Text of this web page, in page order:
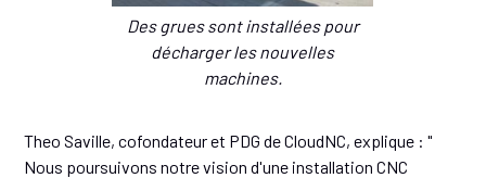
Des grues sont installées pour
décharger les nouvelles
machines.
Theo Saville, cofondateur et PDG de CloudNC, explique : "
Nous poursuivons notre vision d'une installation CNC